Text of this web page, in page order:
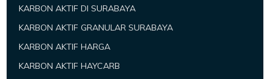
KARBON AKTIF DI SURABAYA
KARBON AKTIF GRANULAR SURABAYA
KARBON AKTIF HARGA
KARBON AKTIF HAYCARB